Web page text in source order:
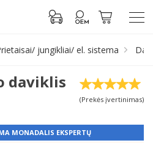
jungikliai/ el. sistema
daviklis
(Prekės įvertinimas)
MONADALIS EKSPERTŲ